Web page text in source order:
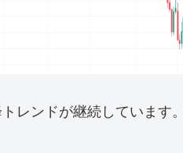
レンドが継続しています